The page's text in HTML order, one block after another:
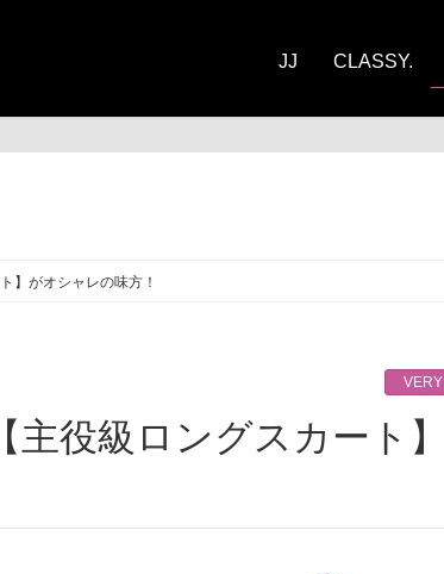
JJ CLASSY.
】がオシャレの味方！
VERY